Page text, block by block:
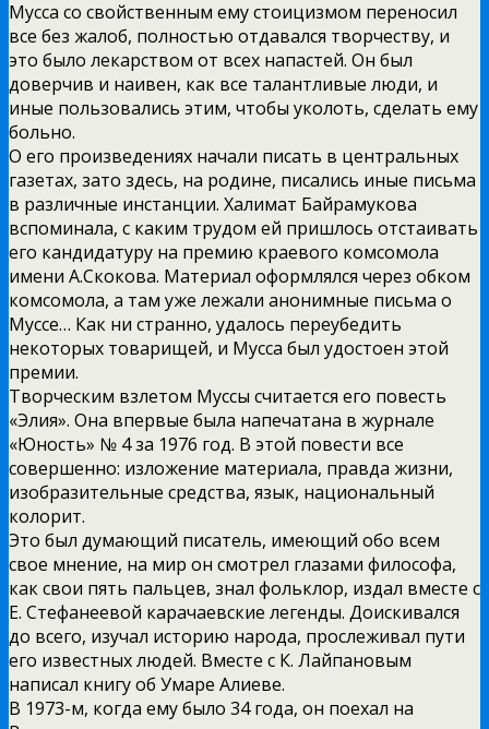
Мусса со свойственным ему стоицизмом переносил
все без жалоб, полностью отдавался творчеству, и
это было лекарством от всех напастей. Он был
доверчив и наивен, как все талантливые люди, и
иные пользовались этим, чтобы уколоть, сделать ему
больно.
О его произведениях начали писать в центральных
газетах, зато здесь, на родине, писались иные письма
в различные инстанции. Халимат Байрамукова
вспоминала, с каким трудом ей пришлось отстаивать
его кандидатуру на премию краевого комсомола
имени А.Скокова. Материал оформлялся через обком
комсомола, а там уже лежали анонимные письма о
Муссе… Как ни странно, удалось переубедить
некоторых товарищей, и Мусса был удостоен этой
премии.
Творческим взлетом Муссы считается его повесть
«Элия». Она впервые была напечатана в журнале
«Юность» № 4 за 1976 год. В этой повести все
совершенно: изложение материала, правда жизни,
изобразительные средства, язык, национальный
колорит.
Это был думающий писатель, имеющий обо всем
свое мнение, на мир он смотрел глазами философа,
как свои пять пальцев, знал фольклор, издал вместе с
Е. Стефанеевой карачаевские легенды. Доискивался
до всего, изучал историю народа, прослеживал пути
его известных людей. Вместе с К. Лайпановым
написал книгу об Умаре Алиеве.
В 1973-м, когда ему было 34 года, он поехал на